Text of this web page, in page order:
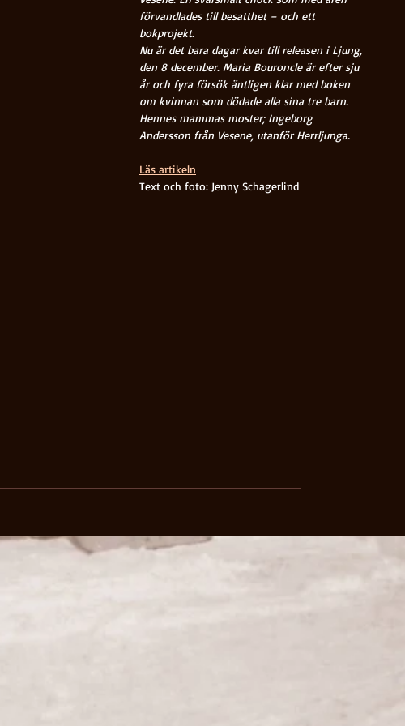
förvandlades till besatthet – och ett
bokprojekt.
Nu är det bara dagar kvar till releasen i Ljung,
den 8 december. Maria Bouroncle är efter sju
år och fyra försök äntligen klar med boken
om kvinnan som dödade alla sina tre barn.
Hennes mammas moster; Ingeborg
Andersson från Vesene, utanför Herrljunga.
Läs artikeln
Text och foto: Jenny Schagerlind